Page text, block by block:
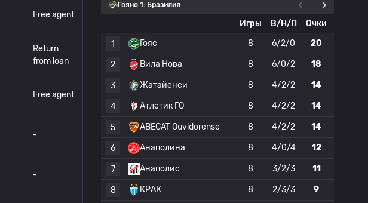
Free agent
Return
from loan
Free agent
-
-
Гояно 1: Бразилия
Игры В/Н/П
Очки
1
Гояс 8 6/2/0 20
2 Вила Нова 8 6/0/2 18
3 Жатайенси 8 4/2/2 14
4 Атлетик ГО 8 4/2/2 14
5 ABECAT Ouvidorense 8 4/2/2 14
6 Анаполина 8 4/0/4 12
7 Анаполис 8 3/2/3 11
8 КРАК 8 2/3/3 9